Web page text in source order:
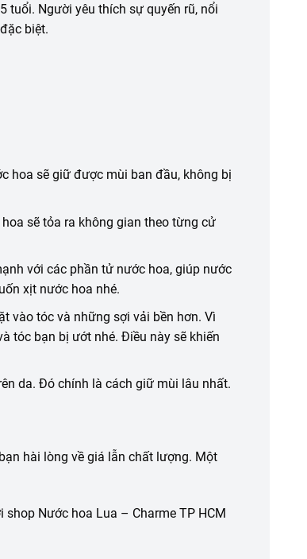
tuổi. Người yêu thích sự quyến rũ, nổi
biệt.
hoa sẽ giữ được mùi ban đầu, không bị
sẽ tỏa ra không gian theo từng cử
với các phần tử nước hoa, giúp nước
xịt nước hoa nhé.
vào tóc và những sợi vải bền hơn. Vì
tóc bạn bị ướt nhé. Điều này sẽ khiến
da. Đó chính là cách giữ mùi lâu nhất.
hài lòng về giá lẫn chất lượng. Một
shop Nước hoa Lua – Charme TP HCM